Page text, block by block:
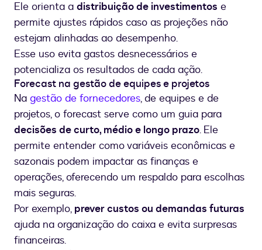
Ele orienta a distribuição de investimentos e
permite ajustes rápidos caso as projeções não
estejam alinhadas ao desempenho.
Esse uso evita gastos desnecessários e
potencializa os resultados de cada ação.
Forecast na gestão de equipes e projetos
Na gestão de fornecedores, de equipes e de
projetos, o forecast serve como um guia para
decisões de curto, médio e longo prazo. Ele
permite entender como variáveis econômicas e
sazonais podem impactar as finanças e
operações, oferecendo um respaldo para escolhas
mais seguras.
Por exemplo, prever custos ou demandas futuras
ajuda na organização do caixa e evita surpresas
financeiras.